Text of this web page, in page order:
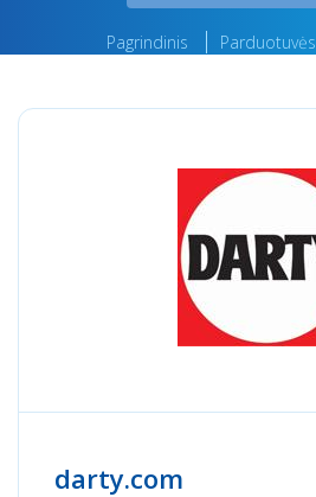
Pagrindinis Parduotuvės
darty.com